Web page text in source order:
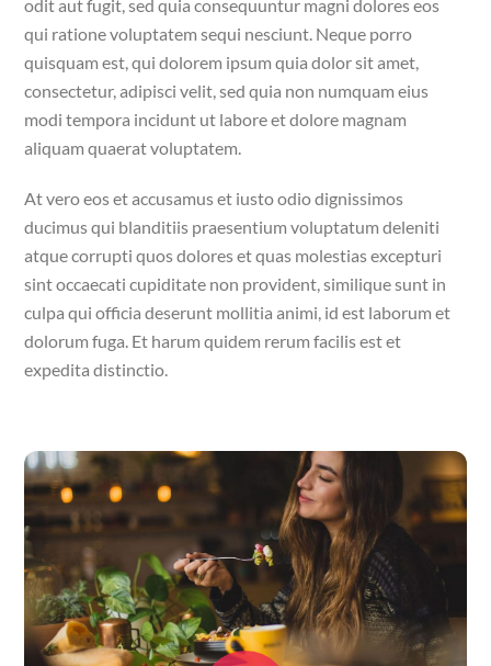
odit aut fugit, sed quia consequuntur magni dolores eos
qui ratione voluptatem sequi nesciunt. Neque porro
quisquam est, qui dolorem ipsum quia dolor sit amet,
consectetur, adipisci velit, sed quia non numquam eius
modi tempora incidunt ut labore et dolore magnam
aliquam quaerat voluptatem.
At vero eos et accusamus et iusto odio dignissimos
ducimus qui blanditiis praesentium voluptatum deleniti
atque corrupti quos dolores et quas molestias excepturi
sint occaecati cupiditate non provident, similique sunt in
culpa qui officia deserunt mollitia animi, id est laborum et
dolorum fuga. Et harum quidem rerum facilis est et
expedita distinctio.